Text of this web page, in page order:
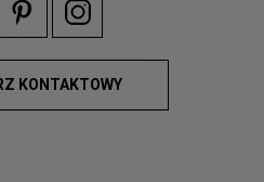
KONTAKTOWY